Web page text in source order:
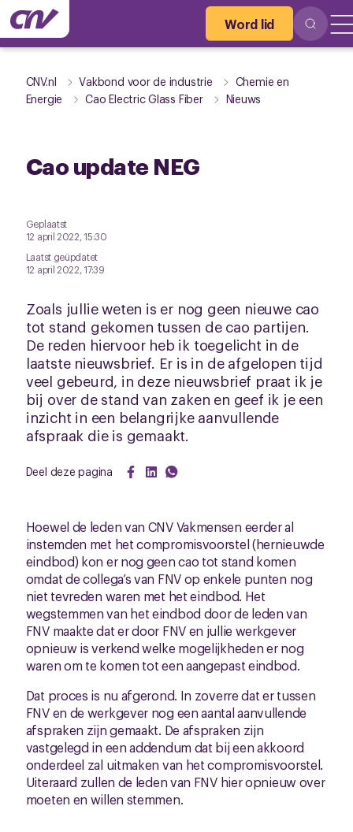
Word lid
CNV.nl Vakbond voor de industrie
Chemie en
Energie
Cao Electric Glass Fiber Nieuws
Cao update NEG
Geplaatst
12 april 2022, 15:30
Laatst geüpdatet
12 april 2022, 17:39
Zoals jullie weten is er nog geen nieuwe cao
tot stand gekomen tussen de cao partijen.
De reden hiervoor heb ik toegelicht in de
laatste nieuwsbrief. Er is in de afgelopen tijd
veel gebeurd, in deze nieuwsbrief praat ik je
bij over de stand van zaken en geef ik je een
inzicht in een belangrijke aanvullende
afspraak die is gemaakt.
Deel deze pagina
Hoewel de leden van CNV Vakmensen eerder al
instemden met het compromisvoorstel (hernieuwde
eindbod) kon er nog geen cao tot stand komen
omdat de collega’s van FNV op enkele punten nog
niet tevreden waren met het eindbod. Het
wegstemmen van het eindbod door de leden van
FNV maakte dat er door FNV en jullie werkgever
opnieuw is verkend welke mogelijkheden er nog
waren om te komen tot een aangepast eindbod.
Dat proces is nu afgerond. In zoverre dat er tussen
FNV en de werkgever nog een aantal aanvullende
afspraken zijn gemaakt. De afspraken zijn
vastgelegd in een addendum dat bij een akkoord
onderdeel zal uitmaken van het compromisvoorstel.
Uiteraard zullen de leden van FNV hier opnieuw over
moeten en willen stemmen.